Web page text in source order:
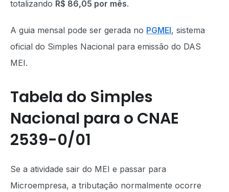
totalizando R$ 86,05 por mês.
A guia mensal pode ser gerada no PGMEI, sistema
oficial do Simples Nacional para emissão do DAS
MEI.
Tabela do Simples
Nacional para o CNAE
2539-0/01
Se a atividade sair do MEI e passar para
Microempresa, a tributação normalmente ocorre